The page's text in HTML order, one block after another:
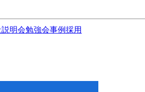
明会勉強会事例採用